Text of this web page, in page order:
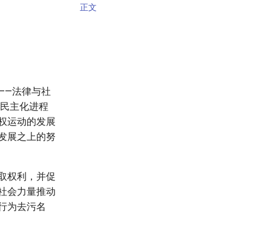
正文
法律与社
主化进程
运动的发展
展之上的努
权利，并促
会力量推动
为去污名